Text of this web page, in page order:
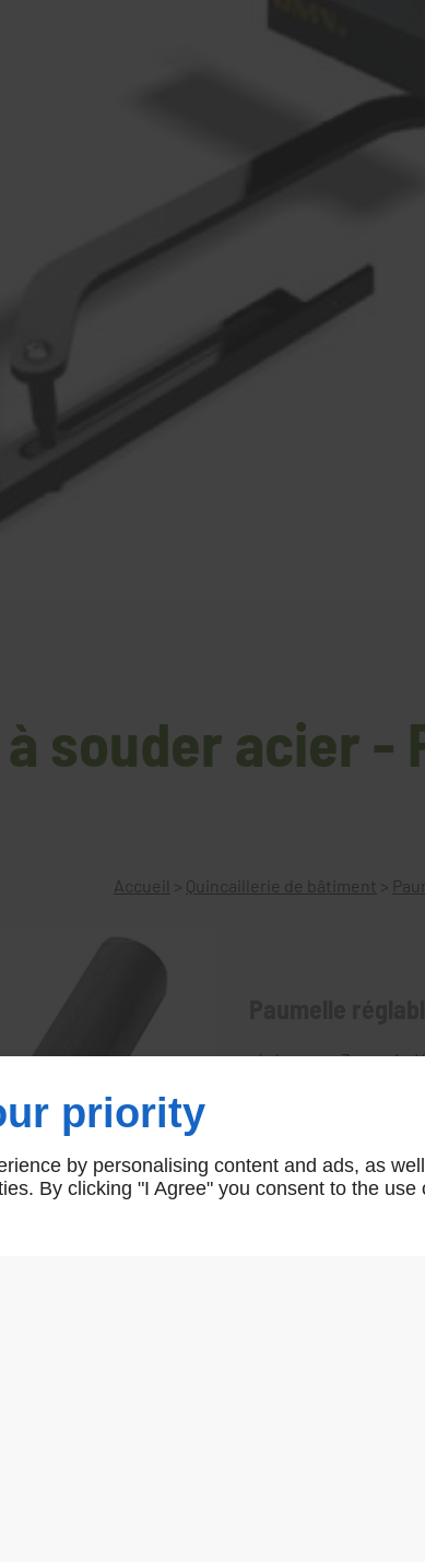
souder acier -
Accueil > Quincaillerie de bâtiment >
réglage sur 3 axes
priority
by personalising content and ads, as
By clicking "I Agree" you consent to the